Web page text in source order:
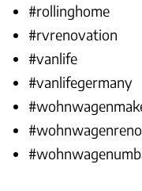
#rollinghome
#rvrenovation
#vanlife
#vanlifegermany